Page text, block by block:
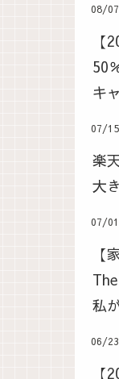
08/
【
50
キ
07/
楽
大
07/
【
私
06/
【